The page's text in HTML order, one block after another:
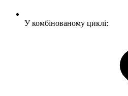
У комбінованому циклі: